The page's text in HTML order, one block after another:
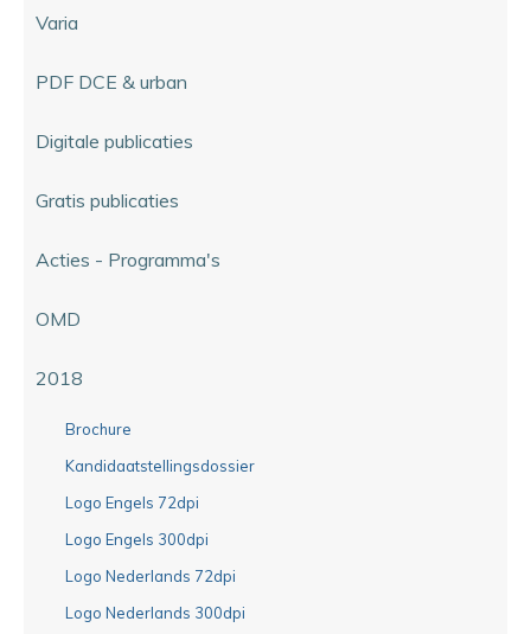
Varia
PDF DCE & urban
Digitale publicaties
Gratis publicaties
Acties - Programma's
OMD
2018
Brochure
Kandidaatstellingsdossier
Logo Engels 72dpi
Logo Engels 300dpi
Logo Nederlands 72dpi
Logo Nederlands 300dpi